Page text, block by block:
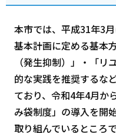
本市では、平成31年3
基本計画に定める基本
（発生抑制）」・「
的な実践を推奨するな
ており、令和4年4月か
み袋制度」の導入を開
取り組んでいるところで